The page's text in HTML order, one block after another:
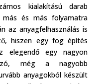
kialakítású darab
és más folyamatra
az anyagfelhasználás is
hiszen egy fog építés
elegendő egy nagyon
még a nagyobb
anyagokból készült